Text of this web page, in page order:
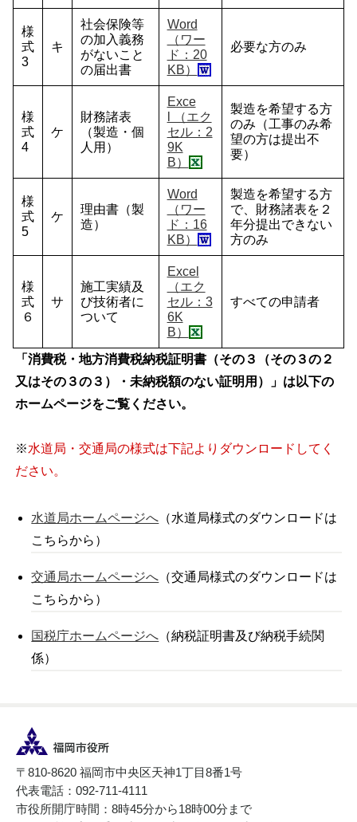
様
式
3
キ
社会保険等
の加入義務
がないこと
の届出書
Word
（ワー
ド：20
KB）
必要な方のみ
様
式
4
ケ
財務諸表
（製造・個
人用）
Exce
l （エク
セル：2
9K
B）
製造を希望する方
のみ（工事のみ希
望の方は提出不
要）
様
式
5
ケ
理由書（製
造）
Word
（ワー
ド：16
KB）
製造を希望する方
で、財務諸表を２
年分提出できない
方のみ
様
式
６
サ
施工実績及
び技術者に
ついて
Excel
（エク
セル：3
6K
B）
すべての申請者
「消費税・地方消費税納税証明書（その３（その３の２
又はその３の３）・未納税額のない証明用）」は以下の
ホームページをご覧ください。
※水道局・交通局の様式は下記よりダウンロードしてく
ださい。
水道局ホームページへ （水道局様式のダウンロードは
こちらから）
交通局ホームページへ （交通局様式のダウンロードは
こちらから）
国税庁ホームページへ （納税証明書及び納税手続関
係）
〒810-8620 福岡市中央区天神1丁目8番1号
代表電話：092-711-4111
市役所開庁時間：8時45分から18時00分まで